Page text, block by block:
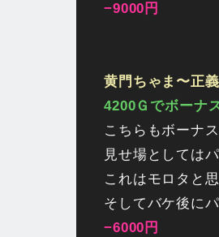
−9000円
黄門ちゃま〜正
4200Ｇでボーナ
こちらもボーナ
見せ場としては
これはモロタと
そしてバケ後に
−6000円